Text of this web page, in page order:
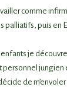
comme
palliatifs, puis en
enfants je
personnel jungien
de